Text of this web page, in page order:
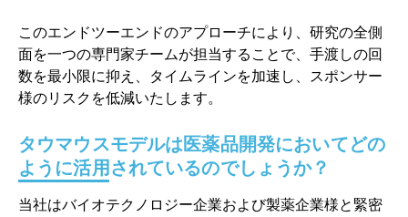
このエンドツーエンドのアプローチにより、研究の全側
面を一つの専門家チームが担当することで、手渡しの回
数を最小限に抑え、タイムラインを加速し、スポンサー
様のリスクを低減いたします。
タウマウスモデルは医薬品開発においてどの
ように活用されているのでしょうか？
当社はバイオテクノロジー企業および製薬企業様と緊密